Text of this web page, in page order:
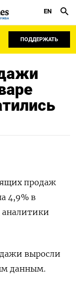
EN
ПОДДЕРЖАТЬ
продаж
4,9% в
аналитики
выросли
данным.